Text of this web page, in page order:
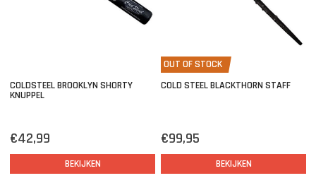
COLDSTEEL BROOKLYN SHORTY
KNUPPEL
€42,99
BEKIJKEN
OUT OF STOCK
COLD STEEL BLACKTHORN STAFF
€99,95
BEKIJKEN